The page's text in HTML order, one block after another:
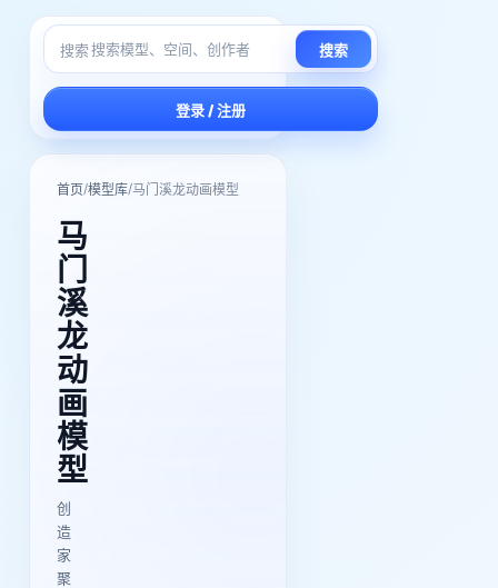
搜索 搜索
登录 / 注册
首页/模型库/马门溪龙动画模型
马
门
溪
龙
动
画
模
型
创
造
家
聚